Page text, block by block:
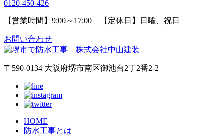
0120-450-426
【営業時間】9:00～17:00 【定休日】日曜、祝日
お問い合わせ
〒590-0134 大阪府堺市南区御池台2丁2番2-2
HOME
防水工事とは